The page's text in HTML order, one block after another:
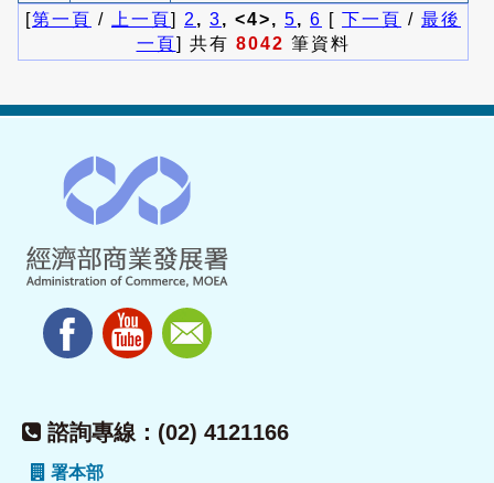
[第一頁 / 上一頁] 2 , 3, <4>, 5, 6 [ 下一頁 / 最後
一頁] 共有 8042 筆資料
諮詢專線：(02) 4121166
署本部